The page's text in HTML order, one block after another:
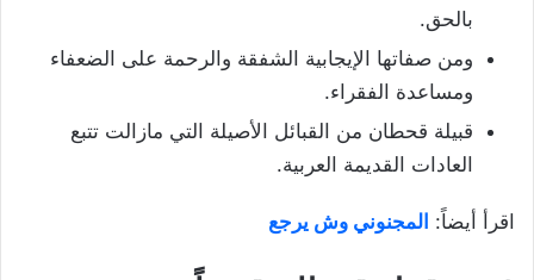
بالحق.
ومن صفاتها الإيجابية الشفقة والرحمة على الضعفاء
ومساعدة الفقراء.
قبيلة قحطان من القبائل الأصيلة التي مازالت تتبع
العادات القديمة العربية.
اقرأ أيضاً: المجنوني وش يرجع